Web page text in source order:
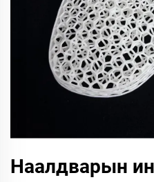
Наалдварын